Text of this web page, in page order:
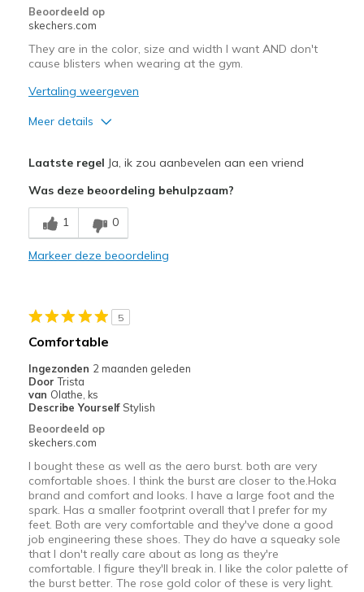
Beoordeeld op
skechers.com
They are in the color, size and width I want AND don't
cause blisters when wearing at the gym.
Vertaling weergeven
Meer details
Breathe Well
Comfortable
Beste toepassingen
Width
Sizing
Feels true to size
View On Shoes
Laatste regel Ja, ik zou aanbevelen aan een vriend
Was deze beoordeling behulpzaam?
1 0
Markeer deze beoordeling
5
Comfortable
Ingezonden 2 maanden geleden
Door Trista
van Olathe, ks
Describe Yourself Stylish
Beoordeeld op
skechers.com
I bought these as well as the aero burst. both are very
comfortable shoes. I think the burst are closer to the.Hoka
brand and comfort and looks. I have a large foot and the
spark. Has a smaller footprint overall that I prefer for my
feet. Both are very comfortable and they've done a good
job engineering these shoes. They do have a squeaky sole
that I don't really care about as long as they're
comfortable. I figure they'll break in. I like the color palette of
the burst better. The rose gold color of these is very light.